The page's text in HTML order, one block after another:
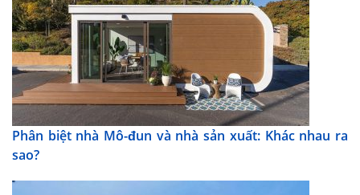
Phân biệt nhà Mô-đun và nhà sản xuất: Khác nhau ra
sao?